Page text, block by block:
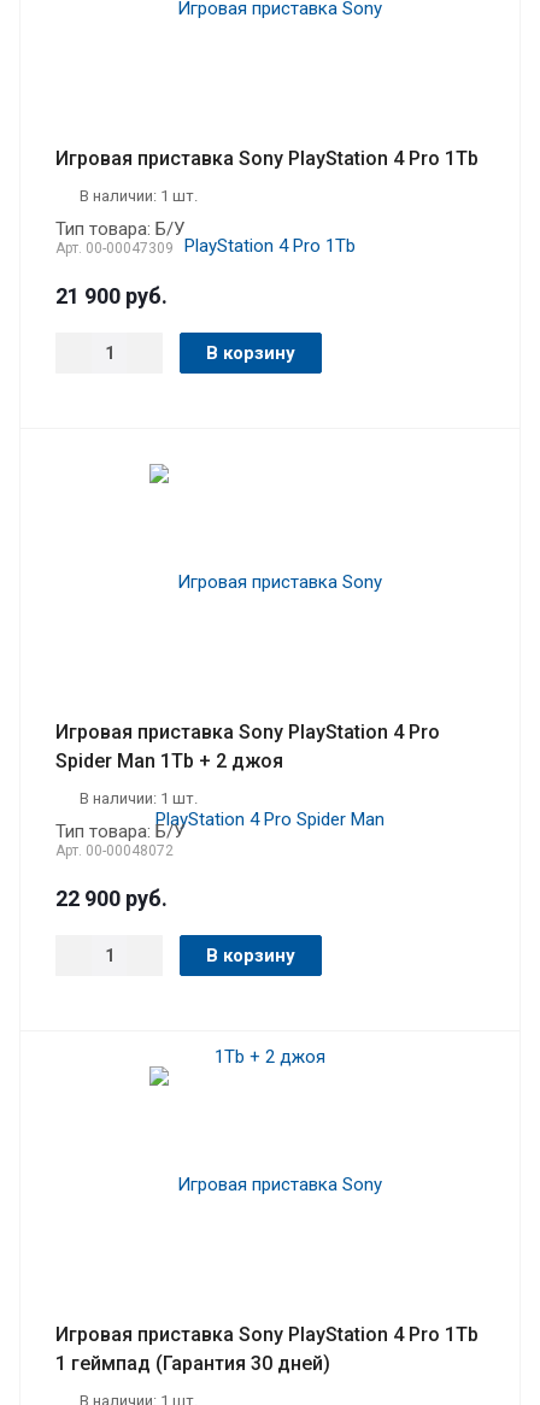
Игровая приставка Sony PlayStation 4 Pro 1Tb
В наличии: 1 шт.
Тип товара: Б/У
Арт. 00-00047309
21 900 руб.
В корзину
Игровая приставка Sony PlayStation 4 Pro
Spider Man 1Tb + 2 джоя
В наличии: 1 шт.
Тип товара: Б/У
Арт. 00-00048072
22 900 руб.
В корзину
Игровая приставка Sony PlayStation 4 Pro 1Tb
1 геймпад (Гарантия 30 дней)
В наличии: 1 шт.